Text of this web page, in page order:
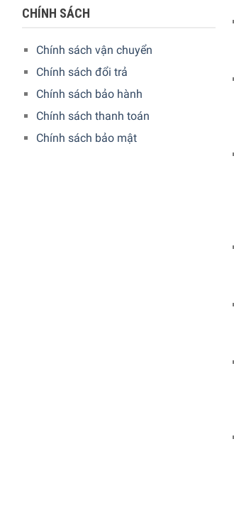
CHÍNH SÁCH
Chính sách vận chuyển
Chính sách đổi trả
Chính sách bảo hành
Chính sách thanh toán
Chính sách bảo mật